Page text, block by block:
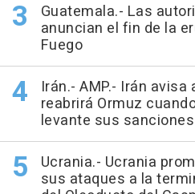
Guatemala.- Las
anuncian el fin de la
Fuego
Irán.- AMP.- Irán avisa
reabrirá Ormuz
levante sus
Ucrania.- Ucrania
sus ataques a la